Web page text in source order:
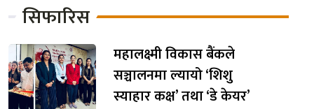
सिफारिस
महालक्ष्मी विकास बैंकले
सञ्चालनमा ल्यायो ‘शिशु
स्याहार कक्ष’ तथा ‘डे केयर’